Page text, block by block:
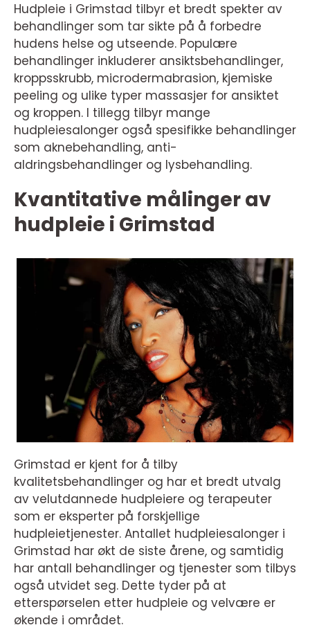
Hudpleie i Grimstad tilbyr et bredt spekter av
behandlinger som tar sikte på å forbedre
hudens helse og utseende. Populære
behandlinger inkluderer ansiktsbehandlinger,
kroppsskrubb, microdermabrasion, kjemiske
peeling og ulike typer massasjer for ansiktet
og kroppen. I tillegg tilbyr mange
hudpleiesalonger også spesifikke behandlinger
som aknebehandling, anti-
aldringsbehandlinger og lysbehandling.
Kvantitative målinger av
hudpleie i Grimstad
Grimstad er kjent for å tilby
kvalitetsbehandlinger og har et bredt utvalg
av velutdannede hudpleiere og terapeuter
som er eksperter på forskjellige
hudpleietjenester. Antallet hudpleiesalonger i
Grimstad har økt de siste årene, og samtidig
har antall behandlinger og tjenester som tilbys
også utvidet seg. Dette tyder på at
etterspørselen etter hudpleie og velvære er
økende i området.